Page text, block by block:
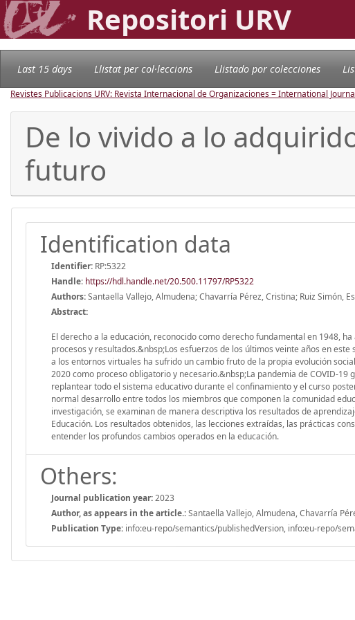
Repositori URV
Last 15 days Llistat per col·leccions Llistado por colecciones
Revistes Publicacions URV: Revista Internacional de Organizaciones = International
De lo vivido a lo
futuro
Identification data
Identifier: RP:5322
Handle: https://hdl.handle.net/20.500.11797/RP5322
Authors:Santaella Vallejo, Almudena; Chavarría Pérez, Cristina; Ruiz Simón,
Abstract:
El derecho a la educación, reconocido como derecho fundamental en 1948,
procesos y resultados.&nbsp;Los esfuerzos de los últimos veinte años en
a los entornos virtuales ha sufrido un cambio fruto de la propia evolución
2020 como proceso obligatorio y necesario.&nbsp;La pandemia de COVID-
replantear todo el sistema educativo durante el confinamiento y el curso
normal desarrollo entre todos los miembros que componen la comunidad
investigación, se examinan de manera descriptiva los resultados de
Educación. Los resultados obtenidos, las lecciones extraídas, las prácticas
entender los profundos cambios operados en la educación.
Others:
Journal publication year:2023
Author, as appears in the article.:Santaella Vallejo, Almudena, Chavarría
Publication Type: info:eu-repo/semantics/publishedVersion, info:eu-repo/